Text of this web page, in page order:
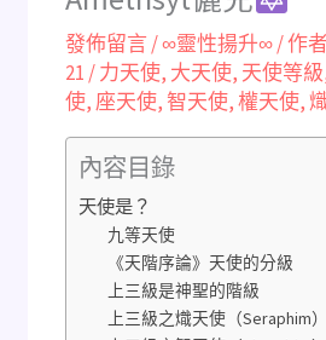
發佈留言/∞靈性揚升∞/ 作
21 /力天使, 大天使, 天使等級
使, 座天使,智天使,權天使,
內容目錄
天使是？
九等天使
《天階序論》天使的分級
上三級是神聖的階級
上三級之熾天使（Seraphim）